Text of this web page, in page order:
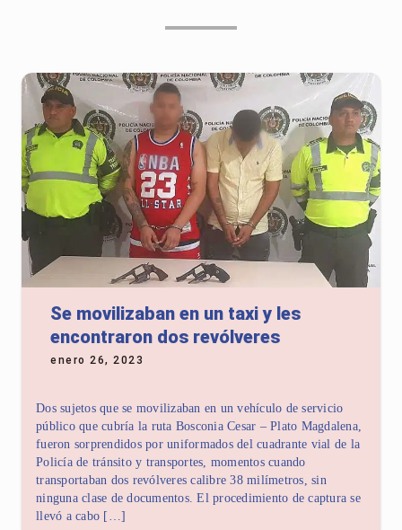
Se movilizaban en un taxi y les
encontraron dos revólveres
enero 26, 2023
Dos sujetos que se movilizaban en un vehículo de servicio
público que cubría la ruta Bosconia Cesar – Plato Magdalena,
fueron sorprendidos por uniformados del cuadrante vial de la
Policía de tránsito y transportes, momentos cuando
transportaban dos revólveres calibre 38 milímetros, sin
ninguna clase de documentos. El procedimiento de captura se
llevó a cabo […]